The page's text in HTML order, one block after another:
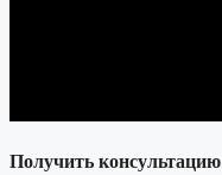
Получить консультацию